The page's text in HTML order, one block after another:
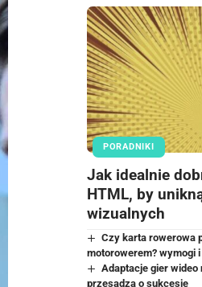
PORADNIKI
Jak idealnie
HTML, by
wizualnych
Czy karta rowerowa
motorowerem? wymogi
Adaptacje gier
przesądza o sukcesie